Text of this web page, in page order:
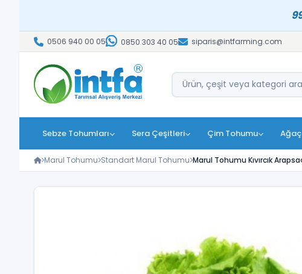
0506 940 00 05 0850 303 40 05 siparis@intfarming.com
Sebze Tohumları Sera Çeşitleri Çim Tohumu
Marul Tohumu Standart Marul Tohumu Marul Tohumu Kıvırcık